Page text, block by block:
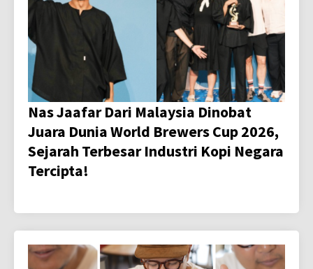
Nas Jaafar Dari Malaysia Dinobat
Juara Dunia World Brewers Cup 2026,
Sejarah Terbesar Industri Kopi Negara
Tercipta!